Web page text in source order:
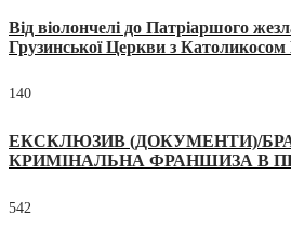
Від віолончелі до Патріаршого
Грузинської Церкви з
140
ЕКСКЛЮЗИВ (ДОКУМЕНТИ)/
КРИМІНАЛЬНА ФРАНШИЗА В
542